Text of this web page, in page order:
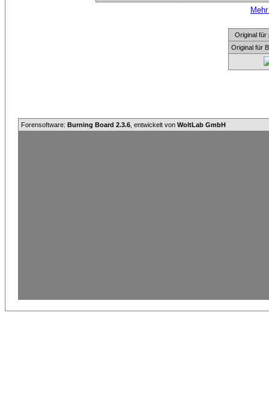
Original für
Original für
Forensoftware: Burning Board 2.3.6 , entwickelt von WoltLab GmbH